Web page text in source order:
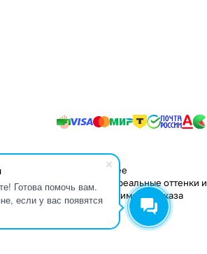
Готова помочь вам.
если у вас появятся
не влияющие на ее
свойства материалов, реальные оттенки и
складские остатки. Стоимость заказа